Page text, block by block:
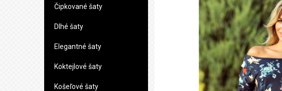
Čipkované šaty
Dlhé šaty
Elegantné šaty
Koktejlové šaty
Košeľové šaty